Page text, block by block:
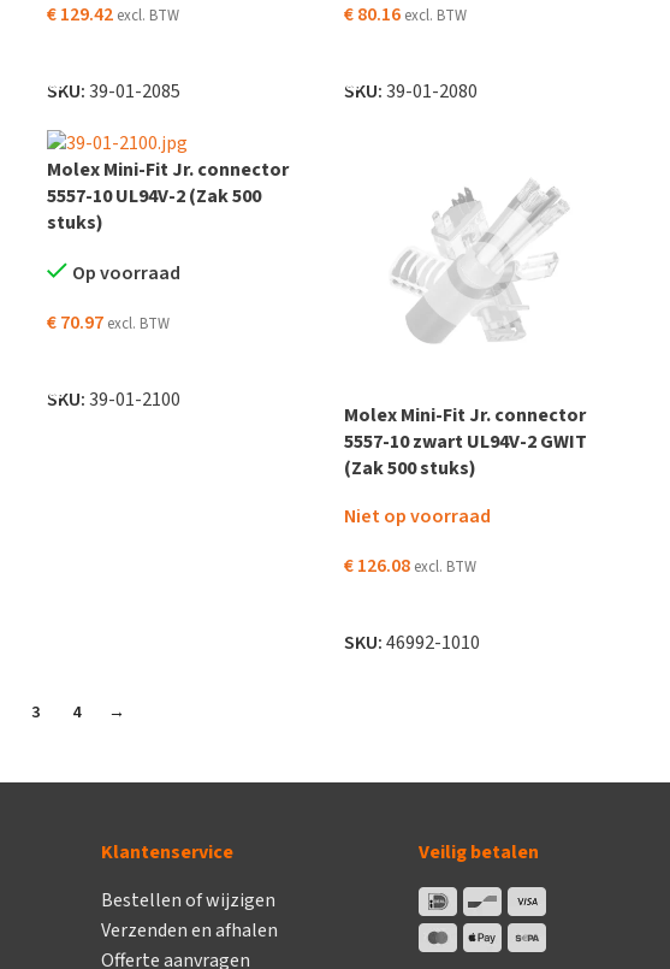
€129.42 excl. BTW
SKU:39-01-2085
€80.16 excl. BTW
SKU:39-01-2080
Molex Mini-Fit Jr. connector
5557-10 UL94V-2 (Zak 500
stuks)
Op voorraad
€70.97 excl. BTW
SKU:39-01-2100
Molex Mini-Fit Jr. connector
5557-10 zwart UL94V-2 GWIT
(Zak 500 stuks)
Niet op voorraad
€126.08 excl. BTW
SKU:46992-1010
3 4 →
Klantenservice
Bestellen of wijzigen
Verzenden en afhalen
Offerte aanvragen
Veilig betalen